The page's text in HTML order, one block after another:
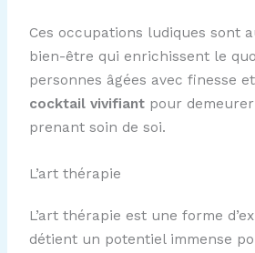
Ces occupations ludiques sont
bien-être qui enrichissent le
personnes âgées avec finesse
cocktail vivifiant pour
prenant soin de soi.
L’art thérapie
L’art thérapie est une forme
détient un potentiel immense